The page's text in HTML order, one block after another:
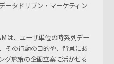
ータドリブン・マーケティン
は、ユーザ単位の時系列デー
その行動の目的や、背景にあ
グ施策の企画立案に活かせる